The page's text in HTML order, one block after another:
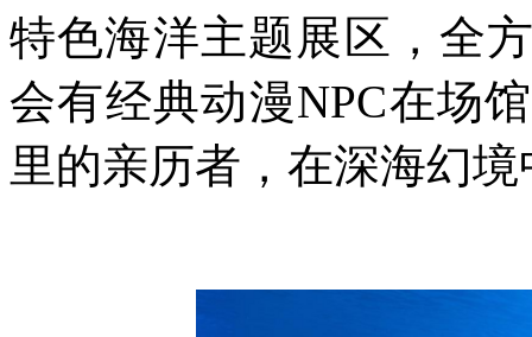
特色海洋主题展区，全
会有经典动漫NPC在场
里的亲历者，在深海幻